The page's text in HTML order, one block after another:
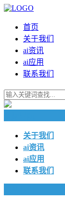
首页
关于我们
ai资讯
ai应用
联系我们
关于我们
ai资讯
ai应用
联系我们